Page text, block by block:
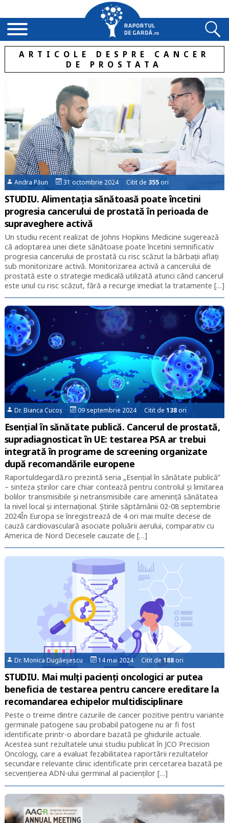
ARTICOLE DESPRE CANCER
DE PROSTATA
Andra Păun 31 octombrie 2024 Citit de 355ori
STUDIU. Alimentația sănătoasă poate încetini
progresia cancerului de prostată în perioada de
supraveghere activă
Un studiu recent realizat de Johns Hopkins Medicine sugerează
că adoptarea unei diete sănătoase poate încetini semnificativ
progresia cancerului de prostată cu risc scăzut la bărbații aflați
sub monitorizare activă. Monitorizarea activă a cancerului de
prostată este o strategie medicală utilizată atunci când cancerul
este unul cu risc scăzut, fără a recurge imediat la tratamente […]
Dr. Bianca Cucoș 09 septembrie 2024 Citit de138ori
Esențial în sănătate publică. Cancerul de prostată,
supradiagnosticat în UE: testarea PSA ar trebui
integrată în programe de screening organizate
după recomandările europene
Raportuldegardă.ro prezintă seria „Esențial în sănătate publică”
– sinteza știrilor care chiar contează pentru controlul și limitarea
bolilor transmisibile și netransmisibile care amenință sănătatea
la nivel local și internațional. Știrile săptămânii 02-08 septembrie
2024În Europa se înregistrează de 4 ori mai multe decese de
cauză cardiovasculară asociate poluării aerului, comparativ cu
America de Nord Decesele cauzate de […]
Dr. Monica Dugăeșescu 14 mai 2024 Citit de188ori
STUDIU. Mai mulți pacienți oncologici ar putea
beneficia de testarea pentru cancere ereditare la
recomandarea echipelor multidisciplinare
Peste o treime dintre cazurile de cancer pozitive pentru variante
germinale patogene sau probabil patogene nu ar fi fost
identificate printr-o abordare bazată pe ghidurile actuale.
Acestea sunt rezultatele unui studiu publicat în JCO Precision
Oncology, care a evaluat fezabilitatea raportării rezultatelor
secundare relevante clinic identificate prin cercetarea bazată pe
secvenţierea ADN-ului germinal al pacienţilor […]